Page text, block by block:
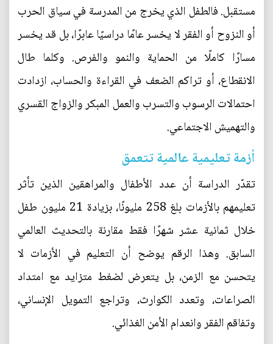
مستقبل. فالطفل الذي يخرج من المدرسة في سياق الحرب
أو النزوح أو الفقر لا يخسر عامًا دراسيًا عابرًا، بل قد يخسر
مسارًا كاملًا من الحماية والنمو والفرص. وكلما طال
الانقطاع، أو تراكم الضعف في القراءة والحساب، ازدادت
احتمالات الرسوب والتسرب والعمل المبكر والزواج القسري
والتهميش الاجتماعي.
أزمة تعليمية عالمية تتعمق
تقدّر الدراسة أن عدد الأطفال والمراهقين الذين تأثر
تعليمهم بالأزمات بلغ 258 مليونًا، بزيادة 21 مليون طفل
خلال ثمانية عشر شهرًا فقط مقارنة بالتحديث العالمي
السابق. وهذا الرقم يوضح أن التعليم في الأزمات لا
يتحسن مع الزمن، بل يتعرض لضغط متزايد مع امتداد
الصراعات، وتعدد الكوارث، وتراجع التمويل الإنساني،
وتفاقم الفقر وانعدام الأمن الغذائي.